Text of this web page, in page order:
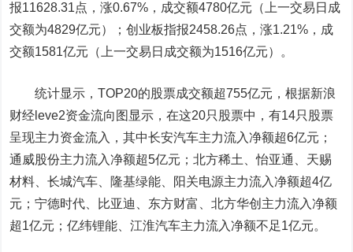
报11628.31点，涨0.67%，成交额4780亿元（上一交易日成
交额为4829亿元）；创业板指报2458.26点，涨1.21%，成
交额1581亿元（上一交易日成交额为1516亿元）。
统计显示，TOP20的股票成交额超755亿元，根据新浪
财经leve2资金流向图显示，在这20只股票中，有14只股票
呈现主力资金流入，其中长安汽车主力流入净额超6亿元；
通威股份主力流入净额超5亿元；北方稀土 、怡亚通
天赐
材料 、长城汽车 隆基绿能 、阳关电源主力流入净额超4亿
元；宁德时代 比亚迪 东方财富 、北方华创 主力流入净额
超1亿元；亿纬锂能 、江淮汽车主力流入净额不足1亿元。